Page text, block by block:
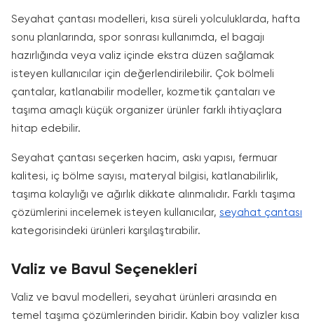
Seyahat çantası modelleri, kısa süreli yolculuklarda, hafta
sonu planlarında, spor sonrası kullanımda, el bagajı
hazırlığında veya valiz içinde ekstra düzen sağlamak
isteyen kullanıcılar için değerlendirilebilir. Çok bölmeli
çantalar, katlanabilir modeller, kozmetik çantaları ve
taşıma amaçlı küçük organizer ürünler farklı ihtiyaçlara
hitap edebilir.
Seyahat çantası seçerken hacim, askı yapısı, fermuar
kalitesi, iç bölme sayısı, materyal bilgisi, katlanabilirlik,
taşıma kolaylığı ve ağırlık dikkate alınmalıdır. Farklı taşıma
çözümlerini incelemek isteyen kullanıcılar, seyahat çantası
kategorisindeki ürünleri karşılaştırabilir.
Valiz ve Bavul Seçenekleri
Valiz ve bavul modelleri, seyahat ürünleri arasında en
temel taşıma çözümlerinden biridir. Kabin boy valizler kısa